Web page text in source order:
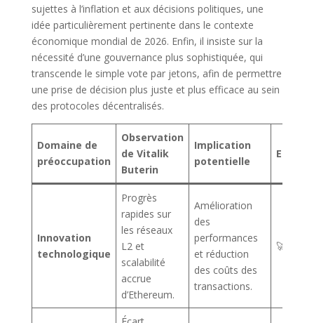
sujettes à l’inflation et aux décisions politiques, une
idée particulièrement pertinente dans le contexte
économique mondial de 2026. Enfin, il insiste sur la
nécessité d’une gouvernance plus sophistiquée, qui
transcende le simple vote par jetons, afin de permettre
une prise de décision plus juste et plus efficace au sein
des protocoles décentralisés.
Domaine de
préoccupation
Observation
de Vitalik
Buterin
Implication
potentielle
Emoji
Innovation
technologique
Progrès
rapides sur
les réseaux
L2 et
scalabilité
accrue
d’Ethereum.
Amélioration
des
performances
et réduction
des coûts des
transactions.
🚀